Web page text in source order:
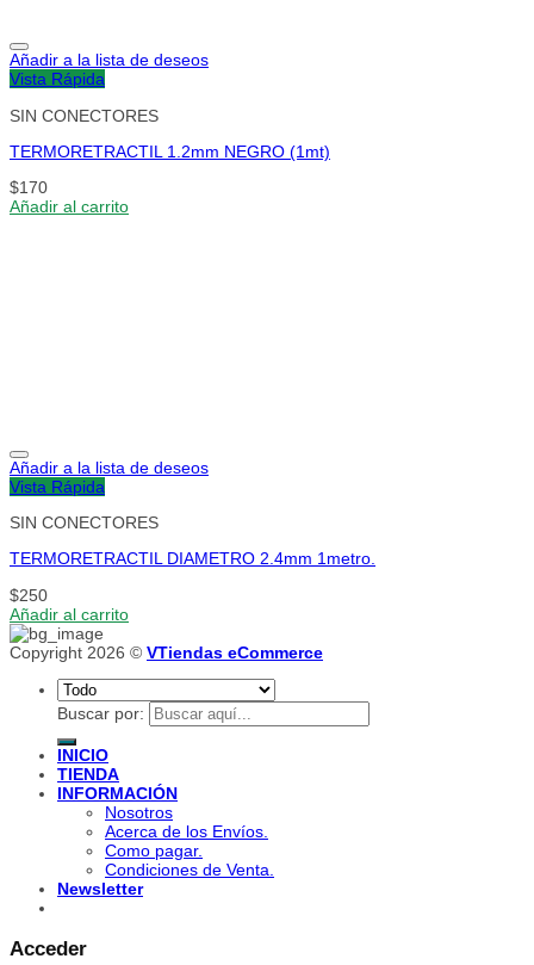
Añadir a la lista de deseos
Vista Rápida
SIN CONECTORES
TERMORETRACTIL 1.2mm NEGRO (1mt)
$170
Añadir al carrito
Añadir a la lista de deseos
Vista Rápida
SIN CONECTORES
TERMORETRACTIL DIAMETRO 2.4mm 1metro.
$250
Añadir al carrito
Copyright 2026 © VTiendas eCommerce
Buscar por:
INICIO
TIENDA
INFORMACIÓN
Nosotros
Acerca de los Envíos.
Como pagar.
Condiciones de Venta.
Newsletter
Acceder